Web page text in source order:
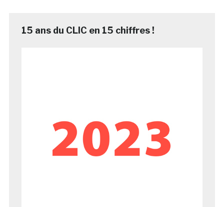
15 ans du CLIC en 15 chiffres !